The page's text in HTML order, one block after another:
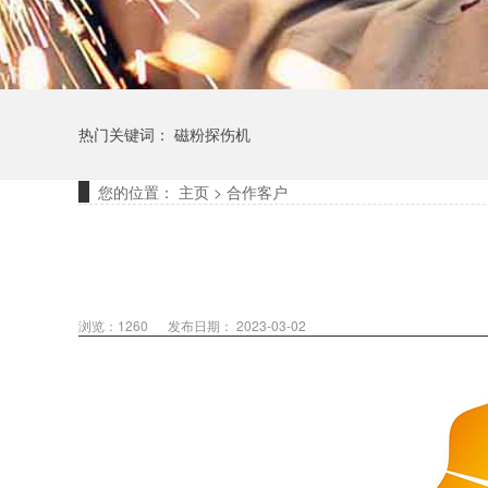
热门关键词： 磁粉探伤机
您的位置： 主页 > 合作客户
浏览： 1260 发布日期： 2023-03-02